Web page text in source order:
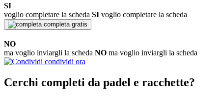
SI
voglio completare la scheda SI voglio completare la scheda
completa gratis
NO
ma voglio inviargli la scheda NO ma voglio inviargli la scheda
condividi ora
Cerchi completi da padel e racchette?